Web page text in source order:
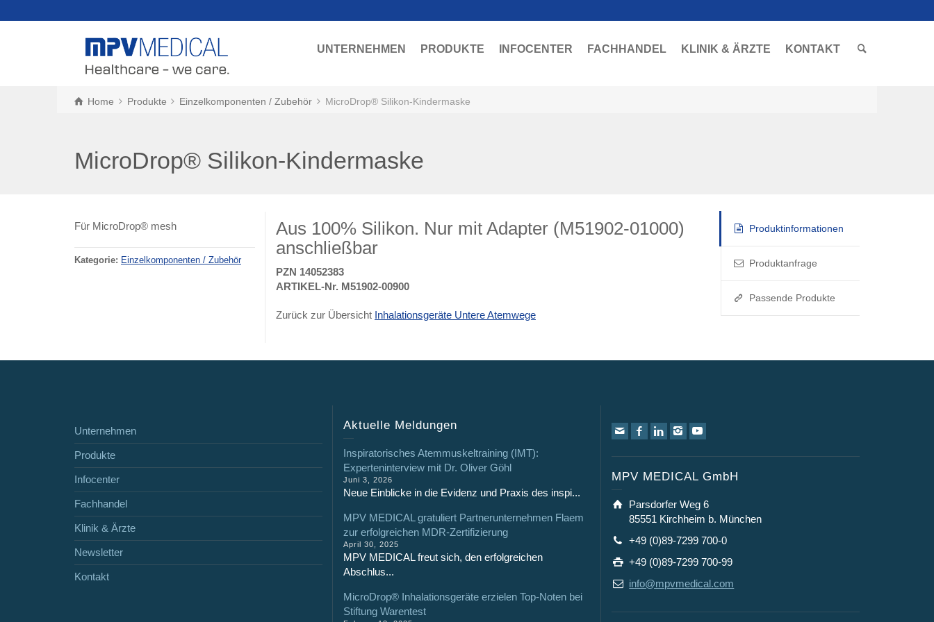
UNTERNEHMEN PRODUKTE INFOCENTER FACHHANDEL KLINIK & ÄRZTE KONTAKT
Home Produkte Einzelkomponenten / Zubehör MicroDrop® Silikon-Kindermaske
MicroDrop® Silikon-Kindermaske
Für MicroDrop® mesh
Kategorie: Einzelkomponenten / Zubehör
Produktinformationen
Produktanfrage
Passende Produkte
Aus 100% Silikon. Nur mit Adapter (M51902-01000)
anschließbar
PZN 14052383
ARTIKEL-Nr. M51902-00900
Zurück zur Übersicht Inhalationsgeräte Untere Atemwege
Unternehmen
Produkte
Infocenter
Fachhandel
Klinik & Ärzte
Newsletter
Kontakt
Aktuelle Meldungen
Inspiratorisches Atemmuskeltraining (IMT):
Experteninterview mit Dr. Oliver Göhl
Juni 3, 2026
Neue Einblicke in die Evidenz und Praxis des inspi...
MPV MEDICAL gratuliert Partnerunternehmen Flaem
zur erfolgreichen MDR-Zertifizierung
April 30, 2025
MPV MEDICAL freut sich, den erfolgreichen
Abschlus...
MicroDrop® Inhalationsgeräte erzielen Top-Noten bei
Stiftung Warentest
MPV MEDICAL GmbH
Parsdorfer Weg 6
85551 Kirchheim b. München
+49 (0)89-7299 700-0
+49 (0)89-7299 700-99
info@mpvmedical.com